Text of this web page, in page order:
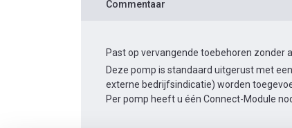
Commentaar
Past op vervangende toebehoren zonder
Deze pomp is standaard uitgerust met
externe bedrijfsindicatie) worden
Per pomp heeft u één Connect-Module